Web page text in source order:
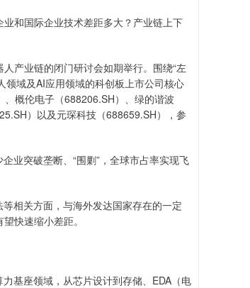
和国际企业技术差距多大？产业链上下
产业链的闭门研讨会如期举行。围绕“左
领域及AI应用领域的科创板上市公司核心
概伦电子（688206.SH）、绿的谐波
）以及元琛科技（688659.SH），参
业突破垄断、“围剿”，全球市占率实现飞
相关方面，与海外发达国家存在的一定
快速缩小差距。
基座领域，从芯片设计到存储、EDA（电